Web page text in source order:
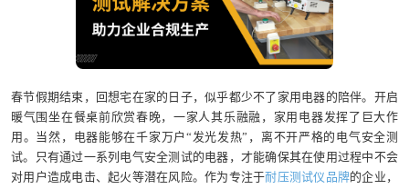
春节假期结束，回想宅在家的日子，似乎都少不了家用电器的陪伴。开启
暖气围坐在餐桌前欣赏春晚，一家人其乐融融，家用电器发挥了巨大作
用。当然，电器能够在千家万户“发光发热”，离不开严格的电气安全测
试。只有通过一系列电气安全测试的电器，才能确保其在使用过程中不会
对用户造成电击、起火等潜在风险。作为专注于耐压测试仪品牌的企业，